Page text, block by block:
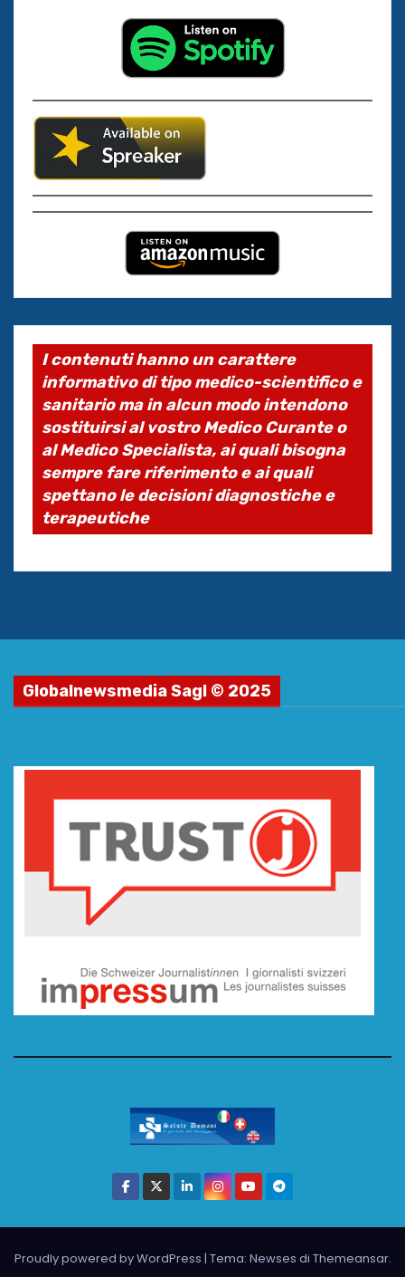
I contenuti hanno un carattere
informativo di tipo medico-scientifico e
sanitario ma in alcun modo intendono
sostituirsi al vostro Medico Curante o
al Medico Specialista, ai quali bisogna
sempre fare riferimento e ai quali
spettano le decisioni diagnostiche e
terapeutiche
Globalnewsmedia Sagl © 2025
Proudly powered by WordPress | Tema: Newses di Themeansar.